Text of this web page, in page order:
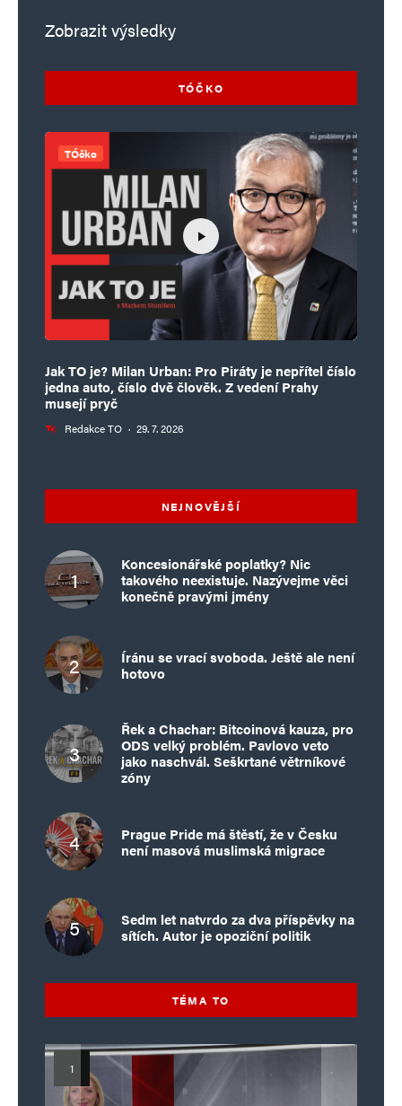
Zobrazit výsledky
TÓČKO
TÓčko
Jak TO je? Milan Urban: Pro Piráty je nepřítel číslo
jedna auto, číslo dvě člověk. Z vedení Prahy
musejí pryč
Redakce TO · 29. 7. 2026
NEJNOVĚJŠÍ
Koncesionářské poplatky? Nic
takového neexistuje. Nazývejme věci
konečně pravými jmény
Íránu se vrací svoboda. Ještě ale není
hotovo
Řek a Chachar: Bitcoinová kauza, pro
ODS velký problém. Pavlovo veto
jako naschvál. Seškrtané větrníkové
zóny
Prague Pride má štěstí, že v Česku
není masová muslimská migrace
Sedm let natvrdo za dva příspěvky na
sítích. Autor je opoziční politik
TÉMA TO